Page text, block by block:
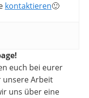
kontaktieren🙂
euch bei eurer
unsere Arbeit
uns über eine